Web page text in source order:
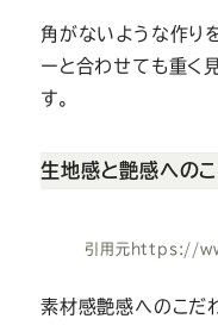
角がないような作り
ーと合わせても重く
す。
生地感と艶感への
引用元 https://
素材感艶感へのこだ